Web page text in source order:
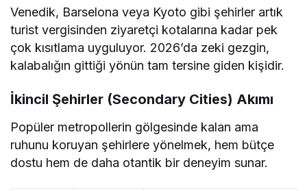
Venedik, Barselona veya Kyoto gibi şehirler artık
turist vergisinden ziyaretçi kotalarına kadar pek
çok kısıtlama uyguluyor. 2026’da zeki gezgin,
kalabalığın gittiği yönün tam tersine giden kişidir.
İkincil Şehirler (Secondary Cities) Akımı
Popüler metropollerin gölgesinde kalan ama
ruhunu koruyan şehirlere yönelmek, hem bütçe
dostu hem de daha otantik bir deneyim sunar.